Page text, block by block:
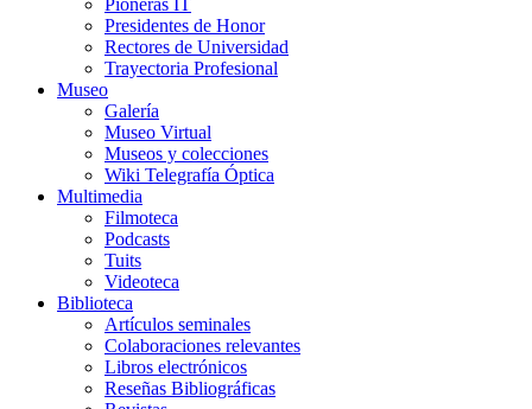
Pioneras IT
Presidentes de Honor
Rectores de Universidad
Trayectoria Profesional
Museo
Galería
Museo Virtual
Museos y colecciones
Wiki Telegrafía Óptica
Multimedia
Filmoteca
Podcasts
Tuits
Videoteca
Biblioteca
Artículos seminales
Colaboraciones relevantes
Libros electrónicos
Reseñas Bibliográficas